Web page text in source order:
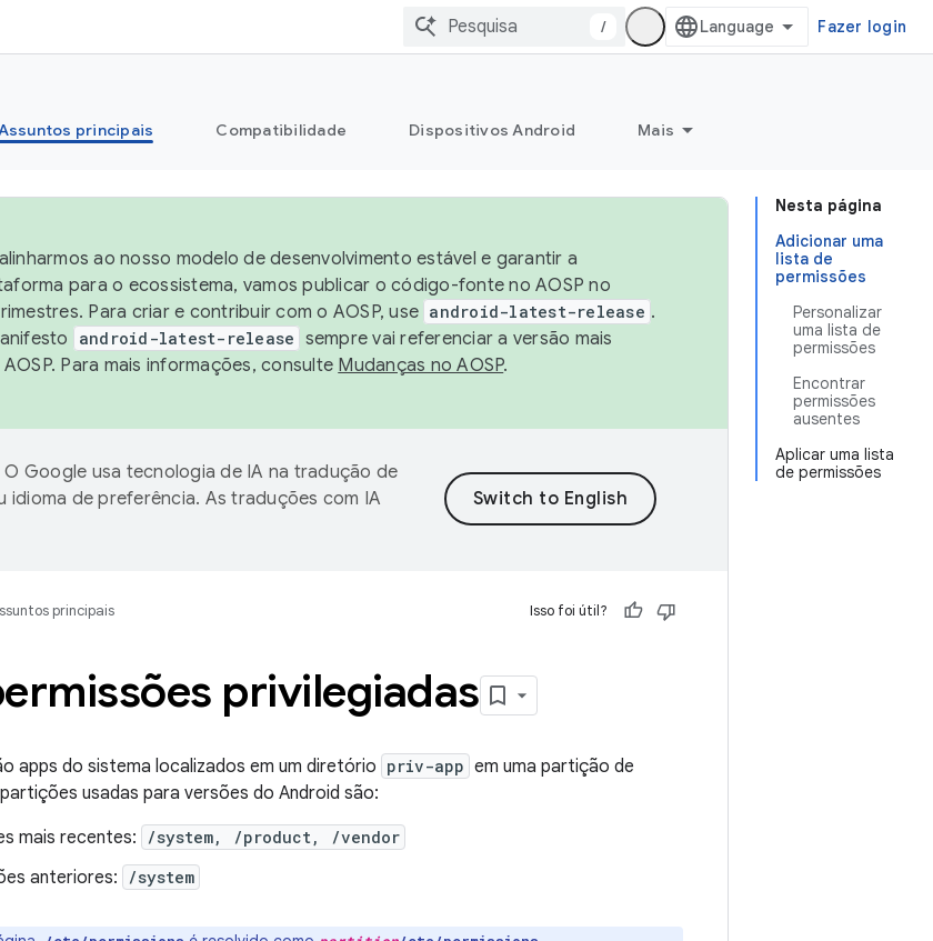
/ Fazer login
principais Compatibilidade Dispositivos Android Mais
Nesta página
Adicionar uma
lista de
permissões
Personalizar
uma lista de
permissões
Encontrar
permissões
ausentes
Aplicar uma lista
de permissões
ao nosso modelo de desenvolvimento estável e garantir a
para o ecossistema, vamos publicar o código-fonte no AOSP no
Para criar e contribuir com o AOSP, use android-latest-release .
android-latest-release sempre vai referenciar a versão mais
Para mais informações, consulte Mudanças no AOSP.
O Google usa tecnologia de IA na tradução de
idioma de preferência. As traduções com IA
principais Isso foi útil?
privilegiadas
apps do sistema localizados em um diretório priv-app em uma partição de
usadas para versões do Android são:
mais recentes:
/system, /product, /vendor
anteriores: /system